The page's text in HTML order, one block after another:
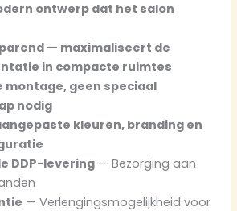
ontwerp dat het salon
— maximaliseert de
in compacte ruimtes
montage, geen speciaal
nodig
kleuren, branding en
DDP-levering — Bezorging aan
— Verlengingsmogelijkheid voor